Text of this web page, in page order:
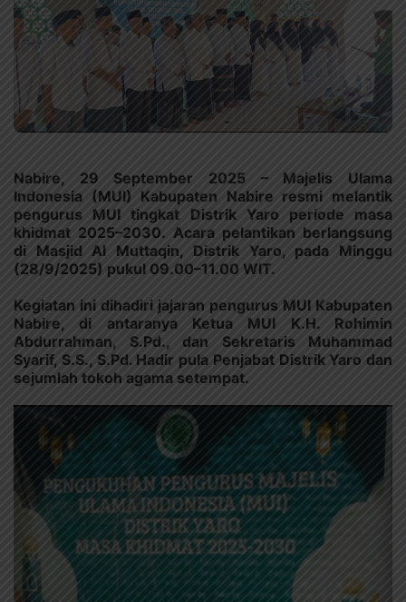
Nabire, 29 September 2025 – Majelis Ulama
Indonesia (MUI) Kabupaten Nabire resmi melantik
pengurus MUI tingkat Distrik Yaro periode masa
khidmat 2025–2030. Acara pelantikan berlangsung
di Masjid Al Muttaqin, Distrik Yaro, pada Minggu
(28/9/2025) pukul 09.00–11.00 WIT.
Kegiatan ini dihadiri jajaran pengurus MUI Kabupaten
Nabire, di antaranya Ketua MUI K.H. Rohimin
Abdurrahman, S.Pd., dan Sekretaris Muhammad
Syarif, S.S., S.Pd. Hadir pula Penjabat Distrik Yaro dan
sejumlah tokoh agama setempat.